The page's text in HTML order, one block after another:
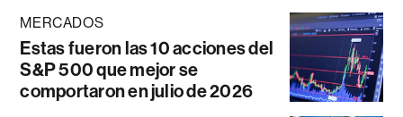
MERCADOS
Estas fueron las 10 acciones del
S&P 500 que mejor se
comportaron en julio de 2026